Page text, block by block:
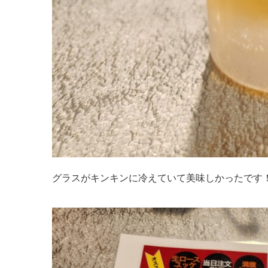
グラスがキンキンに冷えていて美味しかったです